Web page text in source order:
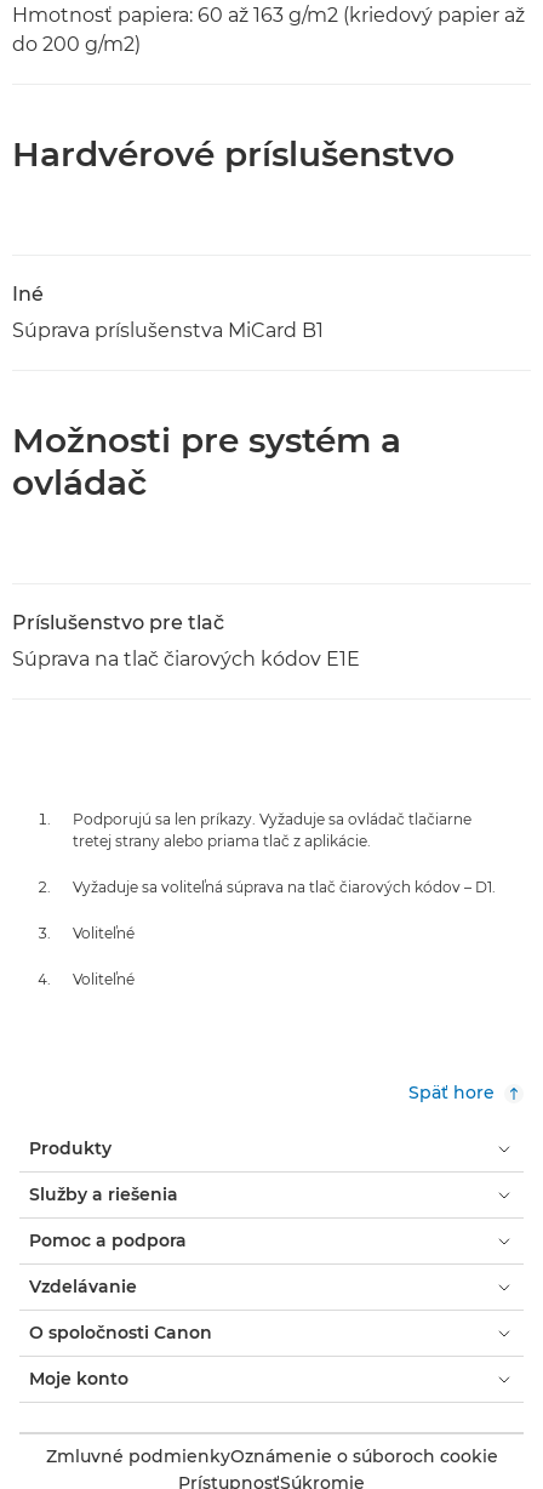
Hmotnosť papiera: 60 až 163 g/m2 (kriedový papier až
do 200 g/m2)
Hardvérové príslušenstvo
Iné
Súprava príslušenstva MiCard B1
Možnosti pre systém a
ovládač
Príslušenstvo pre tlač
Súprava na tlač čiarových kódov E1E
Podporujú sa len príkazy. Vyžaduje sa ovládač tlačiarne
tretej strany alebo priama tlač z aplikácie.
Vyžaduje sa voliteľná súprava na tlač čiarových kódov – D1.
Voliteľné
Voliteľné
Späť hore
Produkty
Služby a riešenia
Pomoc a podpora
Vzdelávanie
O spoločnosti Canon
Moje konto
Zmluvné podmienkyOznámenie o súboroch cookie
PrístupnosťSúkromie